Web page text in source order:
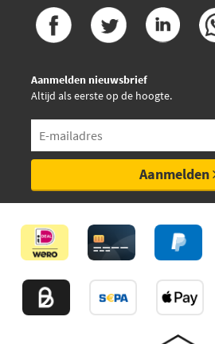
Aanmelden nieuwsbrief
Altijd als eerste op de hoogte.
Aanmelden